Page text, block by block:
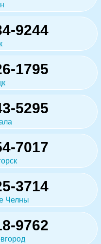
9244
1795
5295
7017
3714
Челны
9762